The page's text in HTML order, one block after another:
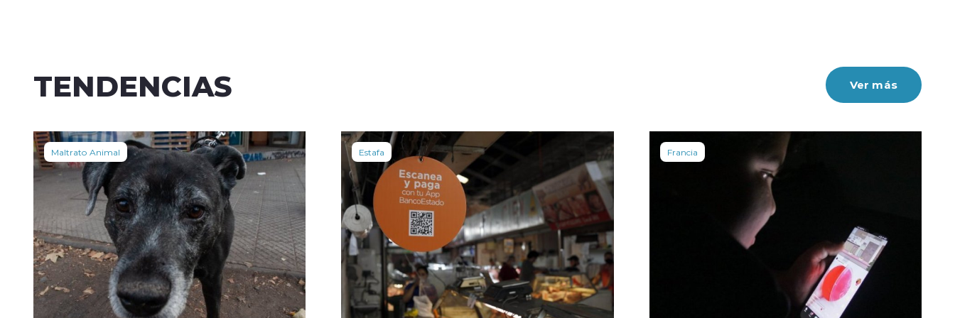
TENDENCIAS Ver más
Maltrato Animal Estafa Francia